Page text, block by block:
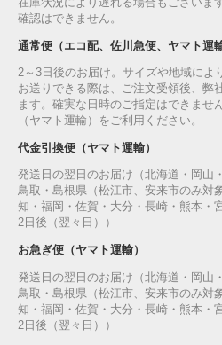
在庫状況により遅れる場合もございま
確認はできません。
通常便（エコ配、佐川急便、ヤマト運輸
2～3日後のお届け。サイズや地域によ
お送りできる際は、ご注文受領後、弊
ます。確実な日時のご指定はできませ
（ヤマト運輸）をご利用ください。
代金引換便（ヤマト運輸）
発送日の翌日のお届け（北海道・岡山
鳥取・島根県（松江市、安来市のみ対
知・福岡・佐賀・大分・長崎・熊本・
2日後（翌々日））
お急ぎ便（ヤマト運輸）
発送日の翌日のお届け（北海道・岡山
鳥取・島根県（松江市、安来市のみ対
知・福岡・佐賀・大分・長崎・熊本・
2日後（翌々日））